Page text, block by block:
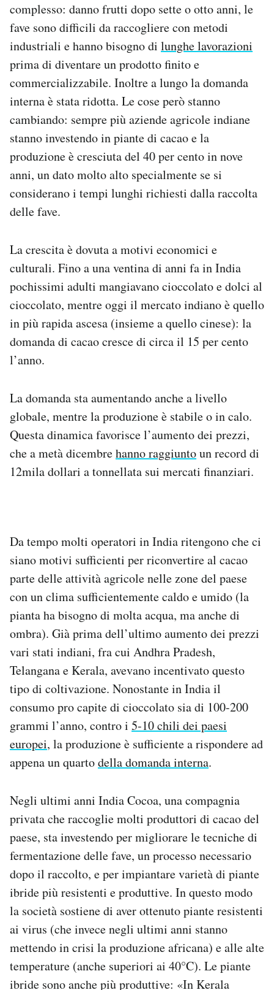
complesso: danno frutti dopo sette o otto anni, le
fave sono difficili da raccogliere con metodi
industriali e hanno bisogno di lunghe lavorazioni
prima di diventare un prodotto finito e
commercializzabile. Inoltre a lungo la domanda
interna è stata ridotta. Le cose però stanno
cambiando: sempre più aziende agricole indiane
stanno investendo in piante di cacao e la
produzione è cresciuta del 40 per cento in nove
anni, un dato molto alto specialmente se si
considerano i tempi lunghi richiesti dalla raccolta
delle fave.
La crescita è dovuta a motivi economici e
culturali. Fino a una ventina di anni fa in India
pochissimi adulti mangiavano cioccolato e dolci al
cioccolato, mentre oggi il mercato indiano è quello
in più rapida ascesa (insieme a quello cinese): la
domanda di cacao cresce di circa il 15 per cento
l’anno.
La domanda sta aumentando anche a livello
globale, mentre la produzione è stabile o in calo.
Questa dinamica favorisce l’aumento dei prezzi,
che a metà dicembrehanno raggiuntoun record di
12mila dollari a tonnellata sui mercati finanziari.
Da tempo molti operatori in India ritengono che ci
siano motivi sufficienti per riconvertire al cacao
parte delle attività agricole nelle zone del paese
con un clima sufficientemente caldo e umido (la
pianta ha bisogno di molta acqua, ma anche di
ombra). Già prima dell’ultimo aumento dei prezzi
vari stati indiani, fra cui Andhra Pradesh,
Telangana e Kerala, avevano incentivato questo
tipo di coltivazione. Nonostante in India il
consumo pro capite di cioccolato sia di 100-200
grammi l’anno, contro i 5-10 chili dei paesi
europei, la produzione è sufficiente a rispondere ad
appena un quartodella domanda interna.
Negli ultimi anni India Cocoa, una compagnia
privata che raccoglie molti produttori di cacao del
paese, sta investendo per migliorare le tecniche di
fermentazione delle fave, un processo necessario
dopo il raccolto, e per impiantare varietà di piante
ibride più resistenti e produttive. In questo modo
la società sostiene di aver ottenuto piante resistenti
ai virus (che invece negli ultimi anni stanno
mettendo in crisi la produzione africana) e alle alte
temperature (anche superiori ai 40°C). Le piante
ibride sono anche più produttive: «In Kerala